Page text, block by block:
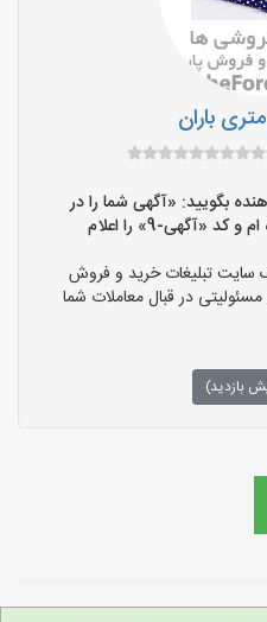
باران
بگویید: «آگهی شما را در
سایت «پارچه فروشی ها» دیده ام و کد «آگهی-9» را اعلام
سایت تبلیغات خرید و فروش
در قبال معاملات شما
بازدید)